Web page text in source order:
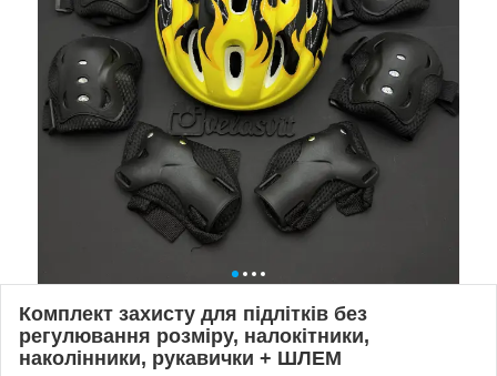
Комплект захисту для підлітків без
регулювання розміру, налокітники,
наколінники, рукавички + ШЛЕМ